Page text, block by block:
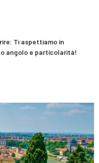
Ti aspettiamo in
angolo e particolarità!